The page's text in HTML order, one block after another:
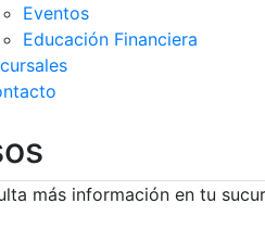
Eventos
Educación Financiera